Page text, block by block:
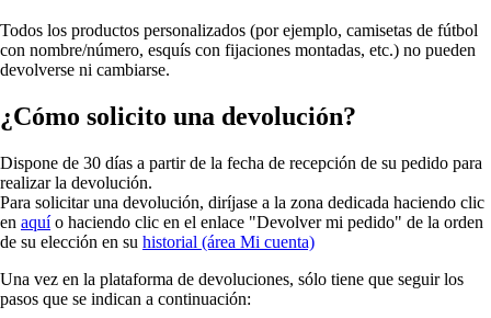
Todos los productos personalizados (por ejemplo, camisetas de fútbol
con nombre/número, esquís con fijaciones montadas, etc.) no pueden
devolverse ni cambiarse.
¿Cómo solicito una devolución?
Dispone de 30 días a partir de la fecha de recepción de su pedido para
realizar la devolución.
Para solicitar una devolución, diríjase a la zona dedicada haciendo clic
en aquío haciendo clic en el enlace "Devolver mi pedido" de la orden
de su elección en su historial (área Mi cuenta)
Una vez en la plataforma de devoluciones, sólo tiene que seguir los
pasos que se indican a continuación: